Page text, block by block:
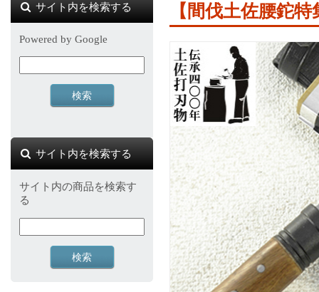
【間伐土佐腰鉈
サイト内を検索する
Powered by Google
サイト内を検索する
サイト内の商品を検索す
る